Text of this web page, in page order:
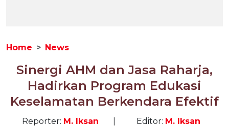
Home News
Sinergi AHM dan Jasa Raharja,
Hadirkan Program Edukasi
Keselamatan Berkendara Efektif
Reporter: M. Iksan Editor: M. Iksan